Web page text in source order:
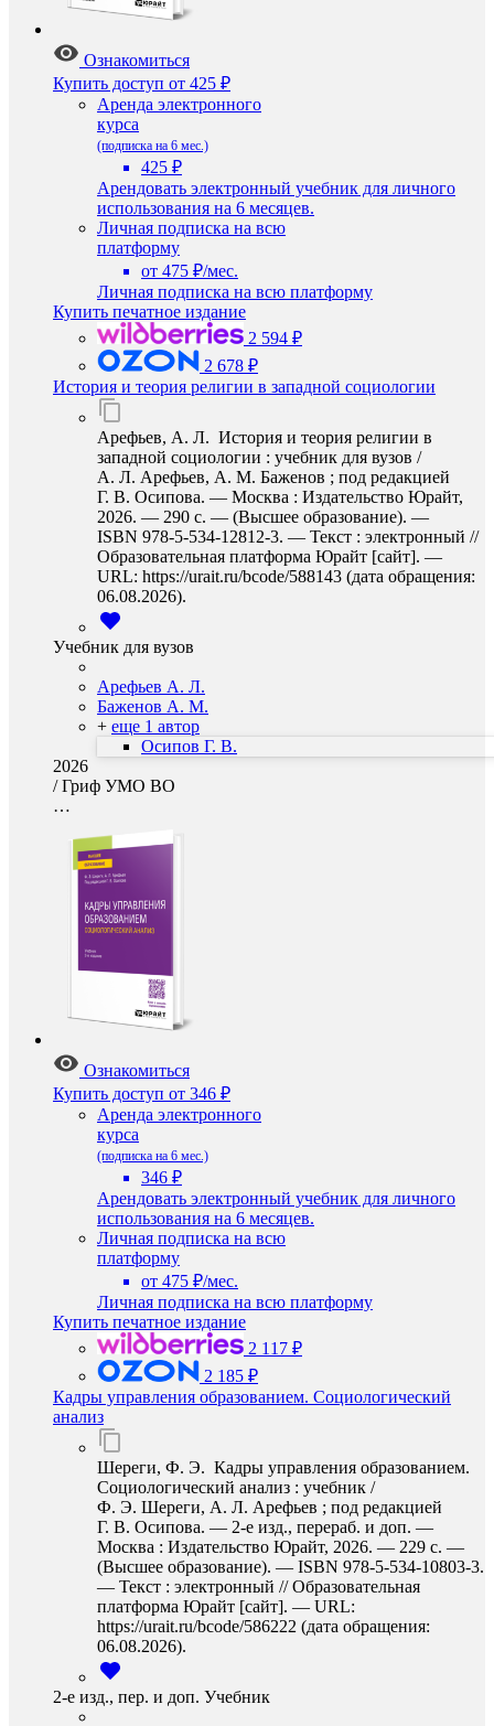
Ознакомиться
Купить доступ от 425 ₽
Аренда электронного
курса
(подписка на 6 мес.)
425 ₽
Арендовать электронный учебник для личного
использования на 6 месяцев.
Личная подписка на всю
платформу
от 475 ₽/мес.
Личная подписка на всю платформу
Купить печатное издание
2 594 ₽
2 678 ₽
История и теория религии в западной социологии
Арефьев, А. Л. История и теория религии в
западной социологии : учебник для вузов /
А. Л. Арефьев, А. М. Баженов ; под редакцией
Г. В. Осипова. — Москва : Издательство Юрайт,
2026. — 290 с. — (Высшее образование). —
ISBN 978-5-534-12812-3. — Текст : электронный //
Образовательная платформа Юрайт [сайт]. —
URL: https://urait.ru/bcode/588143 (дата обращения:
06.08.2026).
Учебник для вузов
Арефьев А. Л.
Баженов А. М.
+ еще 1 автор
Осипов Г. В.
2026
/Гриф УМО ВО
…
Ознакомиться
Купить доступ от 346 ₽
Аренда электронного
курса
(подписка на 6 мес.)
346 ₽
Арендовать электронный учебник для личного
использования на 6 месяцев.
Личная подписка на всю
платформу
от 475 ₽/мес.
Личная подписка на всю платформу
Купить печатное издание
2 117 ₽
2 185 ₽
Кадры управления образованием. Социологический
анализ
Шереги, Ф. Э. Кадры управления образованием.
Социологический анализ : учебник /
Ф. Э. Шереги, А. Л. Арефьев ; под редакцией
Г. В. Осипова. — 2-е изд., перераб. и доп. —
Москва : Издательство Юрайт, 2026. — 229 с. —
(Высшее образование). — ISBN 978-5-534-10803-3.
— Текст : электронный // Образовательная
платформа Юрайт [сайт]. — URL:
https://urait.ru/bcode/586222 (дата обращения:
06.08.2026).
2-е изд., пер. и доп. Учебник